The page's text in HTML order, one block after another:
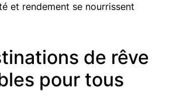
et rendement se nourrissent
de rêve
pour tous